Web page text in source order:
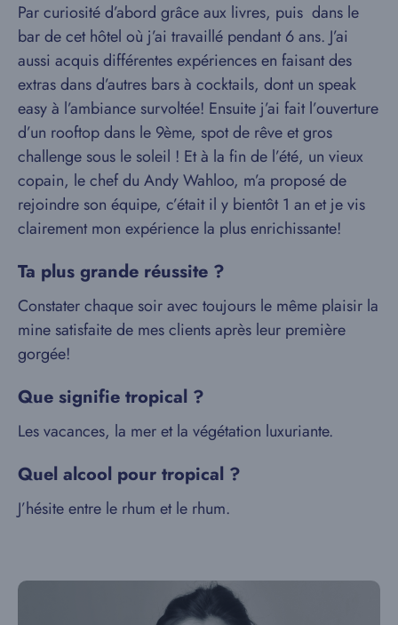
Par curiosité d’abord grâce aux livres, puis dans le
bar de cet hôtel où j’ai travaillé pendant 6 ans. J’ai
aussi acquis différentes expériences en faisant des
extras dans d’autres bars à cocktails, dont un speak
easy à l’ambiance survoltée! Ensuite j’ai fait l’ouverture
d’un rooftop dans le 9ème, spot de rêve et gros
challenge sous le soleil ! Et à la fin de l’été, un vieux
copain, le chef du Andy Wahloo, m’a proposé de
rejoindre son équipe, c’était il y bientôt 1 an et je vis
clairement mon expérience la plus enrichissante!
Ta plus grande réussite ?
Constater chaque soir avec toujours le même plaisir la
mine satisfaite de mes clients après leur première
gorgée!
Que signifie tropical ?
Les vacances, la mer et la végétation luxuriante.
Quel alcool pour tropical ?
J’hésite entre le rhum et le rhum.